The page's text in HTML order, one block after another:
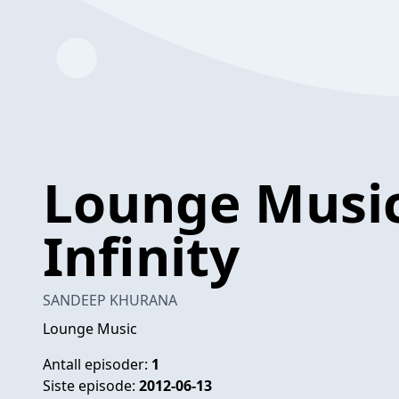
Lounge
Infinity
SANDEEP KHURANA
Lounge Music
Antall episoder: 1
Siste episode: 2012-06-13